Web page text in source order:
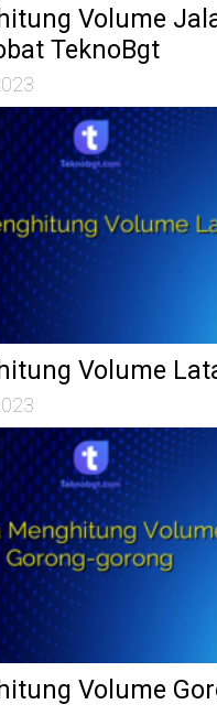
Volume
TeknoBgt
Volume
Volume